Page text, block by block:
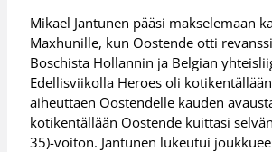
Mikael Jantunen pääsi makselemaan
Maxhunille, kun Oostende otti
Boschista Hollannin ja Belgian
Edellisviikolla Heroes oli
aiheuttaen Oostendelle kauden
kotikentällään Oostende kuittasi
35)-voiton. Jantunen lukeutui